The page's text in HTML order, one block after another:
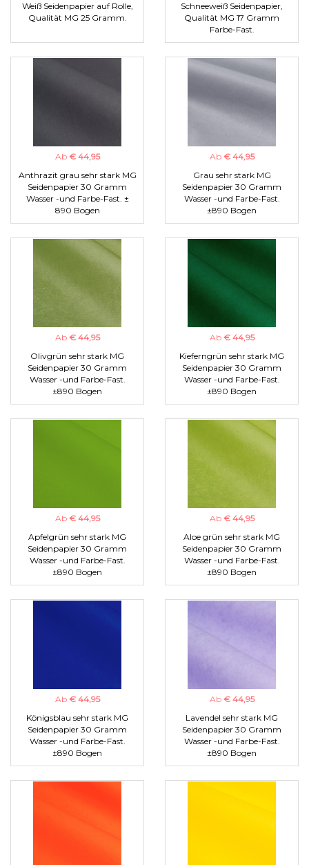
Weiß Seidenpapier auf Rolle,
Qualität MG 25 Gramm.
Schneeweiß Seidenpapier,
Qualität MG 17 Gramm
Farbe-Fast.
Ab € 44,95
Anthrazit grau sehr stark MG
Seidenpapier 30 Gramm
Wasser -und Farbe-Fast. ±
890 Bogen
Ab € 44,95
Grau sehr stark MG
Seidenpapier 30 Gramm
Wasser -und Farbe-Fast.
±890 Bogen
Ab € 44,95
Olivgrün sehr stark MG
Seidenpapier 30 Gramm
Wasser -und Farbe-Fast.
±890 Bogen
Ab € 44,95
Kieferngrün sehr stark MG
Seidenpapier 30 Gramm
Wasser -und Farbe-Fast.
±890 Bogen
Ab € 44,95
Apfelgrün sehr stark MG
Seidenpapier 30 Gramm
Wasser -und Farbe-Fast.
±890 Bogen
Ab € 44,95
Aloe grün sehr stark MG
Seidenpapier 30 Gramm
Wasser -und Farbe-Fast.
±890 Bogen
Ab € 44,95
Königsblau sehr stark MG
Seidenpapier 30 Gramm
Wasser -und Farbe-Fast.
±890 Bogen
Ab € 44,95
Lavendel sehr stark MG
Seidenpapier 30 Gramm
Wasser -und Farbe-Fast.
±890 Bogen